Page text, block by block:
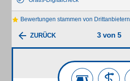
Bewertungen stammen von Drittanbietern
ZURÜCK 3 von 5